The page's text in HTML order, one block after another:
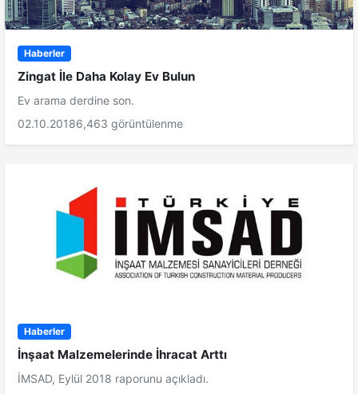
Haberler
Zingat İle Daha Kolay Ev Bulun
Ev arama derdine son.
02.10.20186,463 görüntülenme
Haberler
İnşaat Malzemelerinde İhracat Arttı
İMSAD, Eylül 2018 raporunu açıkladı.